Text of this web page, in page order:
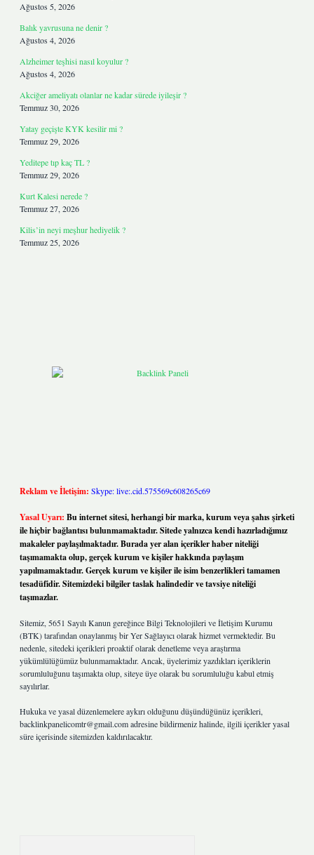
Ağustos 5, 2026
Balık yavrusuna ne denir ?
Ağustos 4, 2026
Alzheimer teşhisi nasıl koyulur ?
Ağustos 4, 2026
Akciğer ameliyatı olanlar ne kadar sürede iyileşir ?
Temmuz 30, 2026
Yatay geçişte KYK kesilir mi ?
Temmuz 29, 2026
Yeditepe tıp kaç TL ?
Temmuz 29, 2026
Kurt Kalesi nerede ?
Temmuz 27, 2026
Kilis’in neyi meşhur hediyelik ?
Temmuz 25, 2026
Reklam ve İletişim: Skype: live:.cid.575569c608265c69
Yasal Uyarı: Bu internet sitesi, herhangi bir marka, kurum veya şahıs şirketi
ile hiçbir bağlantısı bulunmamaktadır. Sitede yalnızca kendi hazırladığımız
makaleler paylaşılmaktadır. Burada yer alan içerikler haber niteliği
taşımamakta olup, gerçek kurum ve kişiler hakkında paylaşım
yapılmamaktadır. Gerçek kurum ve kişiler ile isim benzerlikleri tamamen
tesadüfidir. Sitemizdeki bilgiler taslak halindedir ve tavsiye niteliği
taşımazlar.
Sitemiz, 5651 Sayılı Kanun gereğince Bilgi Teknolojileri ve İletişim Kurumu
(BTK) tarafından onaylanmış bir Yer Sağlayıcı olarak hizmet vermektedir. Bu
nedenle, sitedeki içerikleri proaktif olarak denetleme veya araştırma
yükümlülüğümüz bulunmamaktadır. Ancak, üyelerimiz yazdıkları içeriklerin
sorumluluğunu taşımakta olup, siteye üye olarak bu sorumluluğu kabul etmiş
sayılırlar.
Hukuka ve yasal düzenlemelere aykırı olduğunu düşündüğünüz içerikleri,
backlinkpanelicomtr@gmail.comadresine bildirmeniz halinde, ilgili içerikler yasal
süre içerisinde sitemizden kaldırılacaktır.